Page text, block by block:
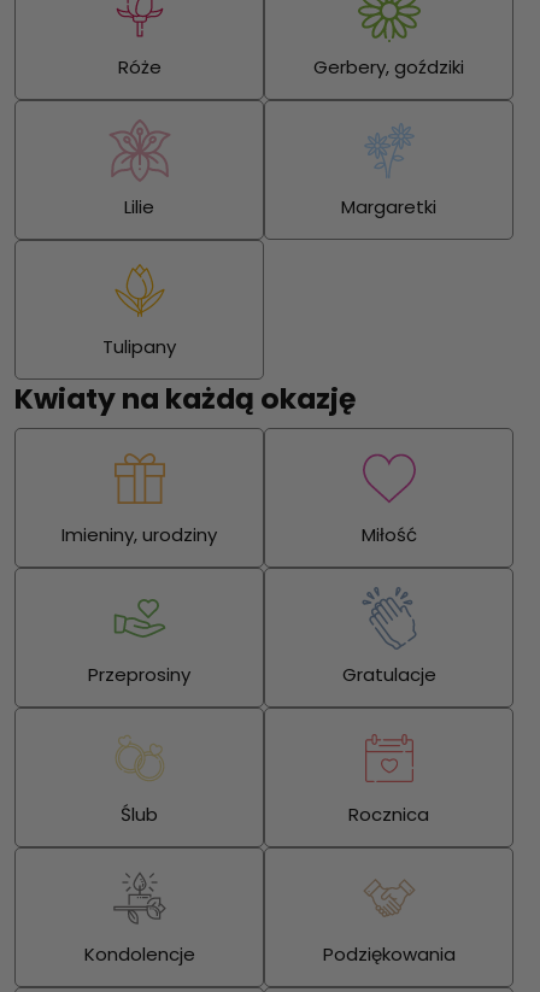
Róże Gerbery, goździki
Lilie Margaretki
Tulipany
Kwiaty na każdą okazję
Imieniny, urodziny Miłość
Przeprosiny Gratulacje
Ślub Rocznica
Kondolencje Podziękowania